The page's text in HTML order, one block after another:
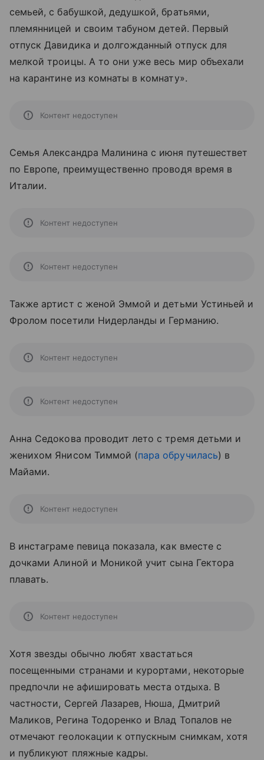
семьей, с бабушкой, дедушкой, братьями,
племянницей и своим табуном детей. Первый
отпуск Давидика и долгожданный отпуск для
мелкой троицы. А то они уже весь мир объехали
на карантине из комнаты в комнату».
Контент недоступен
Семья Александра Малинина с июня путешествет
по Европе, преимущественно проводя время в
Италии.
Контент недоступен
Контент недоступен
Также артист с женой Эммой и детьми Устиньей и
Фролом посетили Нидерланды и Германию.
Контент недоступен
Контент недоступен
Анна Седокова проводит лето с тремя детьми и
женихом Янисом Тиммой (пара обручилась) в
Майами.
Контент недоступен
В инстаграме певица показала, как вместе с
дочками Алиной и Моникой учит сына Гектора
плавать.
Контент недоступен
Хотя звезды обычно любят хвастаться
посещенными странами и курортами, некоторые
предпочли не афишировать места отдыха. В
частности, Сергей Лазарев, Нюша, Дмитрий
Маликов, Регина Тодоренко и Влад Топалов не
отмечают геолокации к отпускным снимкам, хотя
и публикуют пляжные кадры.